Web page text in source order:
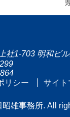
社1-703 明和ビ
リシー
サイト
雄事務所. All